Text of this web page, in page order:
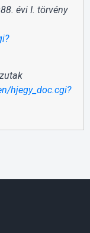
évi I. törvény
hjegy_doc.cgi?